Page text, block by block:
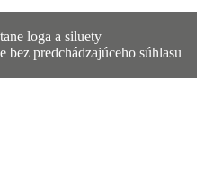
loga a siluety
predchádzajúceho súhlasu